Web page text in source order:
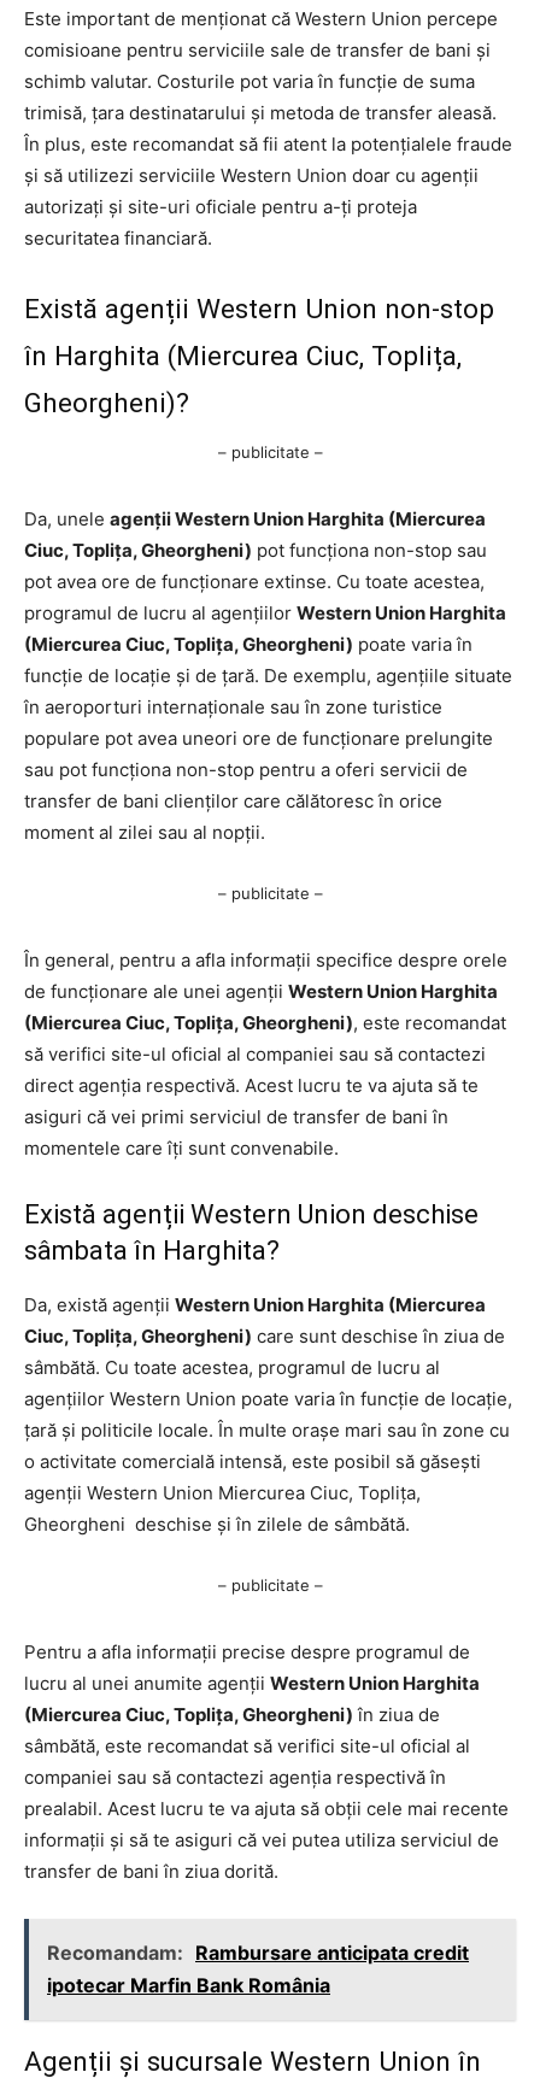
Este important de menționat că Western Union percepe
comisioane pentru serviciile sale de transfer de bani și
schimb valutar. Costurile pot varia în funcție de suma
trimisă, țara destinatarului și metoda de transfer aleasă.
În plus, este recomandat să fii atent la potențialele fraude
și să utilizezi serviciile Western Union doar cu agenții
autorizați și site-uri oficiale pentru a-ți proteja
securitatea financiară.
Există agenții Western Union non-stop
în Harghita (Miercurea Ciuc, Toplița,
Gheorgheni)?
– publicitate –
Da, unele agenții Western Union Harghita (Miercurea
Ciuc, Toplița, Gheorgheni) pot funcționa non-stop sau
pot avea ore de funcționare extinse. Cu toate acestea,
programul de lucru al agențiilor Western Union Harghita
(Miercurea Ciuc, Toplița, Gheorgheni) poate varia în
funcție de locație și de țară. De exemplu, agențiile situate
în aeroporturi internaționale sau în zone turistice
populare pot avea uneori ore de funcționare prelungite
sau pot funcționa non-stop pentru a oferi servicii de
transfer de bani clienților care călătoresc în orice
moment al zilei sau al nopții.
– publicitate –
În general, pentru a afla informații specifice despre orele
de funcționare ale unei agenții Western Union Harghita
(Miercurea Ciuc, Toplița, Gheorgheni), este recomandat
să verifici site-ul oficial al companiei sau să contactezi
direct agenția respectivă. Acest lucru te va ajuta să te
asiguri că vei primi serviciul de transfer de bani în
momentele care îți sunt convenabile.
Există agenții Western Union deschise
sâmbata în Harghita?
Da, există agenții Western Union Harghita (Miercurea
Ciuc, Toplița, Gheorgheni) care sunt deschise în ziua de
sâmbătă. Cu toate acestea, programul de lucru al
agențiilor Western Union poate varia în funcție de locație,
țară și politicile locale. În multe orașe mari sau în zone cu
o activitate comercială intensă, este posibil să găsești
agenții Western Union Miercurea Ciuc, Toplița,
Gheorgheni deschise și în zilele de sâmbătă.
– publicitate –
Pentru a afla informații precise despre programul de
lucru al unei anumite agenții Western Union Harghita
(Miercurea Ciuc, Toplița, Gheorgheni) în ziua de
sâmbătă, este recomandat să verifici site-ul oficial al
companiei sau să contactezi agenția respectivă în
prealabil. Acest lucru te va ajuta să obții cele mai recente
informații și să te asiguri că vei putea utiliza serviciul de
transfer de bani în ziua dorită.
Recomandam: Rambursare anticipata credit
ipotecar Marfin Bank România
Agenții și sucursale Western Union în